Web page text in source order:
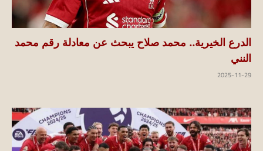
الدرع الخيرية.. محمد صلاح يبحث عن معادلة رقم محمد
النني
2025-11-29